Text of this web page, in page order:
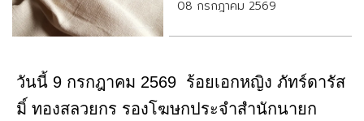
08 กรกฎาคม 2569
วันนี้ 9 กรกฎาคม 2569 ร้อยเอกหญิง ภัทร์ดารัส
มิ์ ทองสลวยกร รองโฆษกประจำสำนักนายก